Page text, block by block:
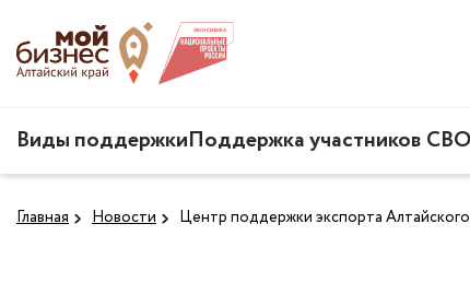
Виды поддержкиПоддержка участников СВО
Главная Новости Центр поддержки экспорта Алтайского